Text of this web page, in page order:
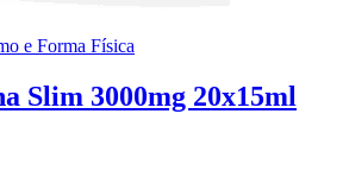
e Forma Física
Slim 3000mg 20x15ml